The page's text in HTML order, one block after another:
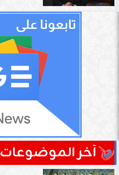
آخر الموضوعات